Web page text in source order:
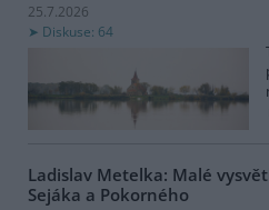
25.7.2026
Diskuse: 64
Ladislav Metelka: Malé
Sejáka a Pokorného